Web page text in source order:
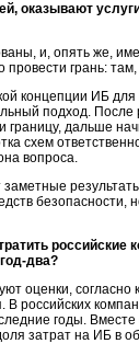
оказывают
и, опять же,
грань:
концепции ИБ
подход.
границу, дальше
схем
вопроса.
российские
год-два?
оценки,
В российских
годы.
затрат на ИБ в